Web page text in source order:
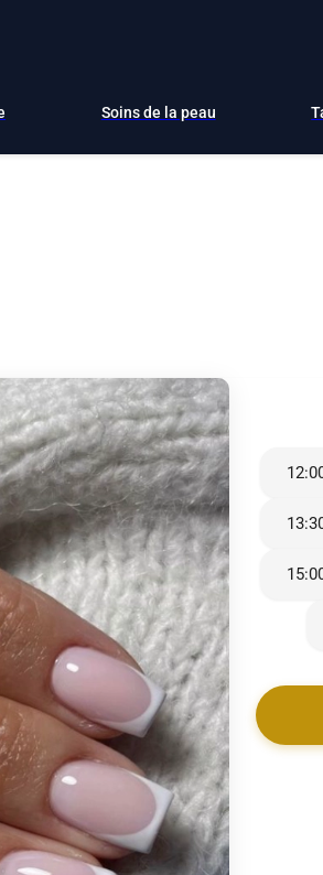
Soins de la peau